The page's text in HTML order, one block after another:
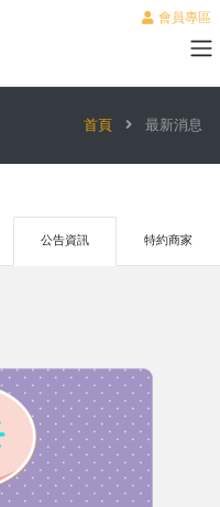
會員專區
首頁 最新消息
公告資訊 特約商家